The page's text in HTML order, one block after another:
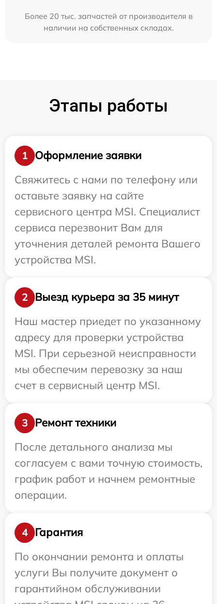
Более 20 тыс. запчастей от производителя в
наличии на собственных складах.
Этапы работы
1
Оформление заявки
Свяжитесь с нами по телефону или
оставьте заявку на сайте
сервисного центра MSI. Специалист
сервиса перезвонит Вам для
уточнения деталей ремонта Вашего
устройства MSI.
2
Выезд курьера за 35 минут
Наш мастер приедет по указанному
адресу для проверки устройства
MSI. При серьезной неисправности
мы обеспечим перевозку за наш
счет в сервисный центр MSI.
3
Ремонт техники
После детального анализа мы
согласуем с вами точную стоимость,
график работ и начнем ремонтные
операции.
4
Гарантия
По окончании ремонта и оплаты
услуги Вы получите документ о
гарантийном обслуживании